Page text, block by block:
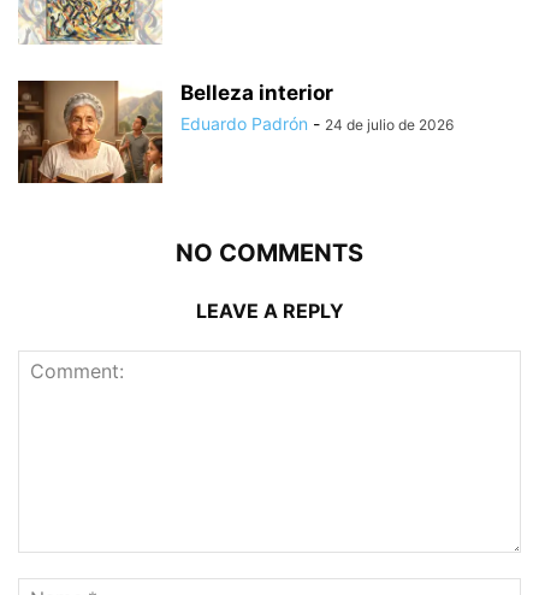
Belleza interior
Eduardo Padrón - 24 de julio de 2026
NO COMMENTS
LEAVE A REPLY